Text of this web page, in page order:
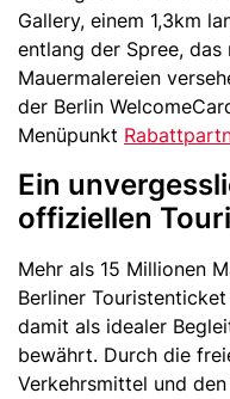
Gallery, einem 1,3km
entlang der Spree, das
Mauermalereien
der Berlin
Menüpunkt
Ein
offiziellen
Mehr als 15 Millionen
Berliner
damit als idealer
bewährt. Durch die
Verkehrsmittel und